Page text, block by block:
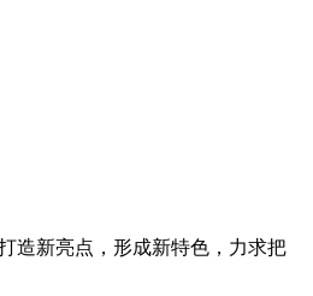
造新亮点，形成新特色，力求把